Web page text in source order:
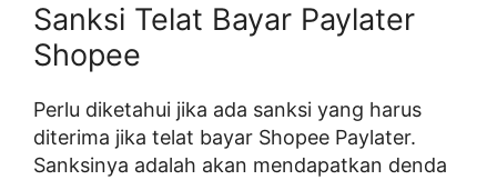
Sanksi Telat Bayar Paylater
Shopee
Perlu diketahui jika ada sanksi yang harus
diterima jika telat bayar Shopee Paylater.
Sanksinya adalah akan mendapatkan denda